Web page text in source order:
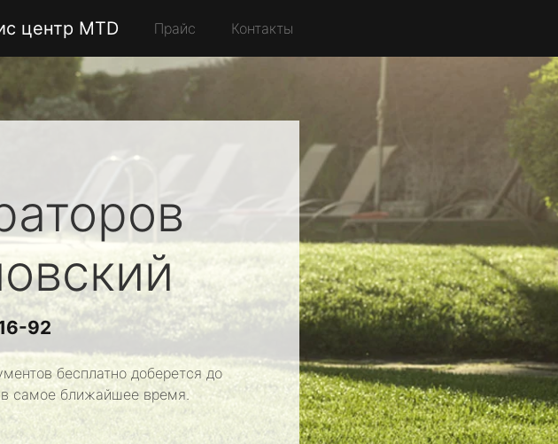
центр MTD Прайс Контакты
92
бесплатно доберется до
в самое ближайшее время.